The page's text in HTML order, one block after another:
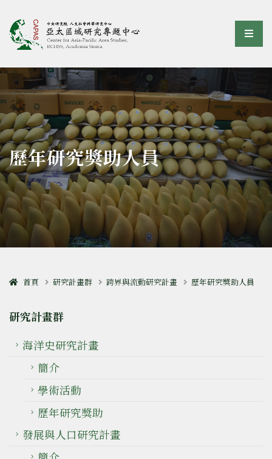
亞太區域研究專題中心選
:::
歷年研究獎助人員
首頁 研究計畫群 跨界與流動研究計畫 歷年研究獎助人員
研究計畫群
海洋史研究計畫
簡介
學術活動
歷年研究獎助
發展與人口研究計畫